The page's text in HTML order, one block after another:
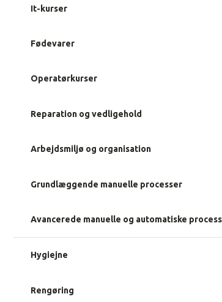
It-kurser
Fødevarer
Operatørkurser
Reparation og vedligehold
Arbejdsmiljø og organisation
Grundlæggende manuelle processer
Avancerede manuelle og automatiske
Hygiejne
Rengøring